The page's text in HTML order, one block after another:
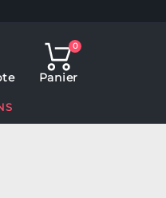
0
Panier